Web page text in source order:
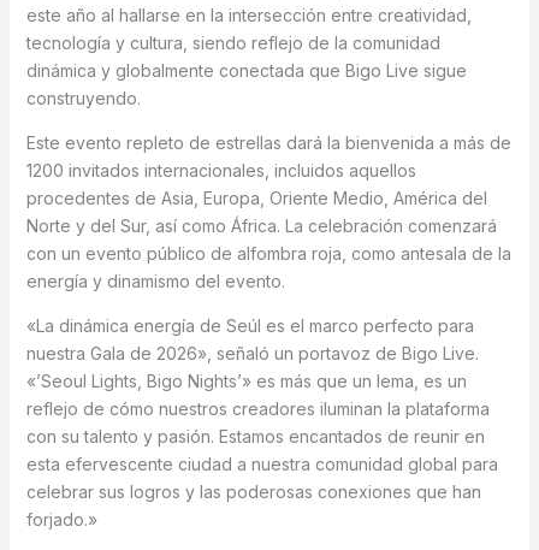
este año al hallarse en la intersección entre creatividad,
tecnología y cultura, siendo reflejo de la comunidad
dinámica y globalmente conectada que Bigo Live sigue
construyendo.
Este evento repleto de estrellas dará la bienvenida a más de
1200 invitados internacionales, incluidos aquellos
procedentes de Asia, Europa, Oriente Medio, América del
Norte y del Sur, así como África. La celebración comenzará
con un evento público de alfombra roja, como antesala de la
energía y dinamismo del evento.
«La dinámica energía de Seúl es el marco perfecto para
nuestra Gala de 2026», señaló un portavoz de Bigo Live.
«’Seoul Lights, Bigo Nights’» es más que un lema, es un
reflejo de cómo nuestros creadores iluminan la plataforma
con su talento y pasión. Estamos encantados de reunir en
esta efervescente ciudad a nuestra comunidad global para
celebrar sus logros y las poderosas conexiones que han
forjado.»